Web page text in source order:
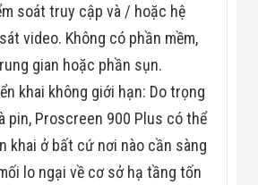
soát truy cập và / hoặc hệ
video. Không có phần mềm,
gian hoặc phần sụn.
khai không giới hạn: Do trọng
pin, Proscreen 900 Plus có thể
khai ở bất cứ nơi nào cần sàng
lo ngại về cơ sở hạ tầng tốn